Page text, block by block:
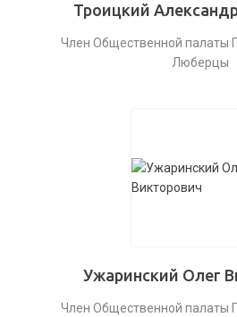
Троицкий
Член Общественной палаты
Люберцы
Ужаринский Олег
Член Общественной палаты